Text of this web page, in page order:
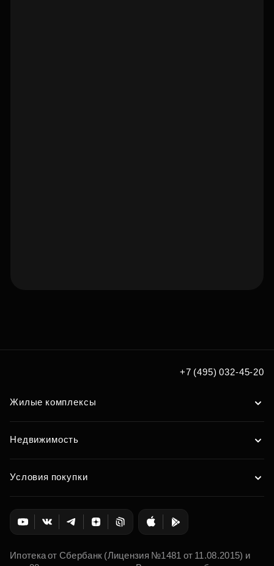
+7 (495) 032-45-20
Жилые комплексы
Недвижимость
Условия покупки
Ипотека от Сбербанк (Лицензия №1481 от 11.08.2015) и